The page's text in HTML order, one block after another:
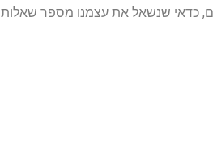
כדאי שנשאל את עצמנו מספר שאלות